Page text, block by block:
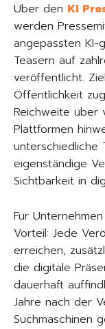
Über den KI
werden
angepassten KI-
Teasern auf
veröffentlicht.
Öffentlichkeit
Reichweite über
Plattformen
unterschiedliche
eigenständige
Sichtbarkeit in
Für
Vorteil: Jede
erreichen,
die digitale
dauerhaft
Jahre nach der
Suchmaschinen